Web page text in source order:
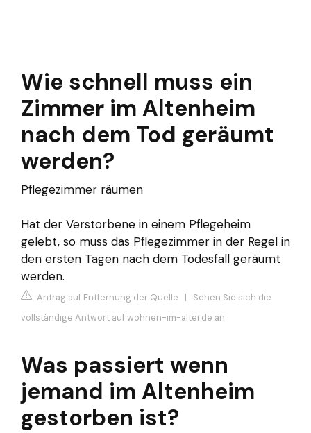
Wie schnell muss ein
Zimmer im Altenheim
nach dem Tod geräumt
werden?
Pflegezimmer räumen
Hat der Verstorbene in einem Pflegeheim
gelebt, so muss das Pflegezimmer in der Regel in
den ersten Tagen nach dem Todesfall geräumt
werden.
Antrag auf Entfernung der Quelle | Sehen Sie sich die
vollständige Antwort auf wohnen-im-alter.de an
Was passiert wenn
jemand im Altenheim
gestorben ist?